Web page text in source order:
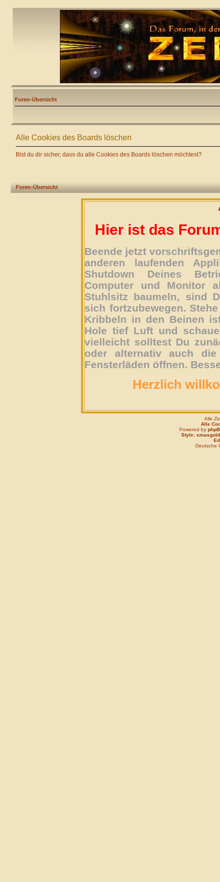
Foren-Übersicht
Alle Cookies des Boards löschen
Bist du dir sicher, dass du alle Cookies des Boards löschen möchtest?
Foren-Übersicht
Hier ist das
Beende jetzt
anderen laufenden
Shutdown Deines
Computer und Monitor
Stuhlsitz baumeln, sind
sich fortzubewegen.
Kribbeln in den Beinen
Hole tief Luft und
vielleicht solltest Du
oder alternativ auch
Fensterläden öffnen.
Herzlich
Alle
Alle
Powered by
Style: xmasgold
Deutsche